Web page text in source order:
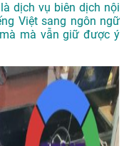
dịch vụ biên dịch nội
Việt sang ngôn ngữ
mà vẫn giữ được ý